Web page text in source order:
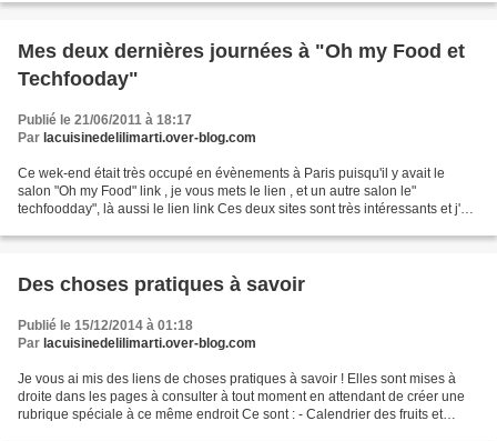
Mes deux dernières journées à "Oh my Food et
Techfooday"
Publié le 21/06/2011 à 18:17
Par lacuisinedelilimarti.over-blog.com
Ce wek-end était très occupé en évènements à Paris puisqu'il y avait le
salon "Oh my Food" link , je vous mets le lien , et un autre salon le"
techfoodday", là aussi le lien link Ces deux sites sont très intéressants et j'y
Des choses pratiques à savoir
Publié le 15/12/2014 à 01:18
Par lacuisinedelilimarti.over-blog.com
Je vous ai mis des liens de choses pratiques à savoir ! Elles sont mises à
droite dans les pages à consulter à tout moment en attendant de créer une
rubrique spéciale à ce même endroit Ce sont : - Calendrier des fruits et